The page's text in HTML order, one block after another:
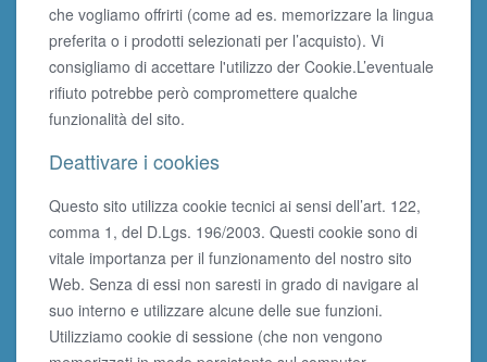
che vogliamo offrirti (come ad es. memorizzare la lingua
preferita o i prodotti selezionati per l’acquisto). Vi
consigliamo di accettare l'utilizzo der Cookie.L’eventuale
rifiuto potrebbe però compromettere qualche
funzionalità del sito.
Deattivare i cookies
Questo sito utilizza cookie tecnici ai sensi dell’art. 122,
comma 1, del D.Lgs. 196/2003. Questi cookie sono di
vitale importanza per il funzionamento del nostro sito
Web. Senza di essi non saresti in grado di navigare al
suo interno e utilizzare alcune delle sue funzioni.
Utilizziamo cookie di sessione (che non vengono